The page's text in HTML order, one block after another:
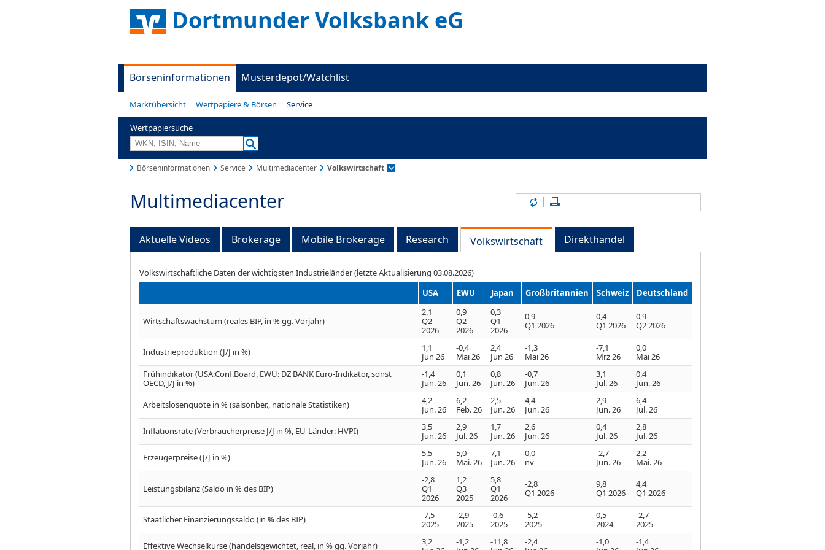
Dortmunder Volksbank eG
Börseninformationen Musterdepot/Watchlist
Marktübersicht Wertpapiere & Börsen Service
Wertpapiersuche
Börseninformationen Service Multimediacenter Volkswirtschaft
Multimediacenter Inhalte aktualisieren
Aktuelle Videos Brokerage Mobile Brokerage Research Volkswirtschaft Direkthandel
Volkswirtschaftliche Daten der wichtigsten Industrieländer (letzte Aktualisierung 03.08.2026)
USA
EWU Japan Großbritannien Schweiz Deutschland
Wirtschaftswachstum (reales BIP, in % gg. Vorjahr)
2,1
Q2
2026
0,9
Q2
2026
0,3
Q1
2026
0,9
Q1 2026
0,4
Q1 2026
0,9
Q2 2026
Industrieproduktion (J/J in %)
1,1
Jun 26
-0,4
Mai 26
2,4
Jun 26
-1,3
Mai 26
-7,1
Mrz 26
0,0
Mai 26
Frühindikator (USA:Conf.Board, EWU: DZ BANK Euro-Indikator, sonst
OECD, J/J in %)
-1,4
Jun. 26
0,1
Jun. 26
0,8
Jun. 26
-0,7
Jun. 26
3,1
Jul. 26
0,4
Jun. 26
Arbeitslosenquote in % (saisonber., nationale Statistiken)
4,2
Jun. 26
6,2
Feb. 26
2,5
Jun. 26
4,4
Jun. 26
2,9
Jun. 26
6,4
Jul. 26
Inflationsrate (Verbraucherpreise J/J in %, EU-Länder: HVPI)
3,5
Jun. 26
2,9
Jul. 26
1,7
Jun. 26
2,6
Jun. 26
0,4
Jul. 26
2,8
Jul. 26
Erzeugerpreise (J/J in %)
5,5
Jun. 26
5,0
Mai. 26
7,1
Jun. 26
0,0
nv
-2,7
Jun. 26
2,2
Mai. 26
Leistungsbilanz (Saldo in % des BIP)
-2,8
Q1
2026
1,2
Q3
2025
5,8
Q1
2026
-2,8
Q1 2026
9,8
Q1 2026
4,4
Q1 2026
Staatlicher Finanzierungssaldo (in % des BIP)
-7,5
2025
-2,9
2025
-0,6
2025
-5,2
2025
0,5
2024
-2,7
2025
Effektive Wechselkurse (handelsgewichtet, real, in % gg. Vorjahr)
3,2
-1,2
-11,8
-2,4
-1,0
-1,4